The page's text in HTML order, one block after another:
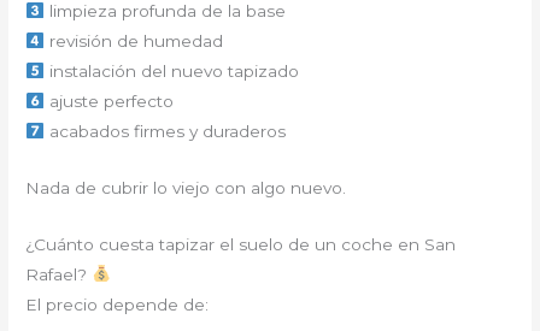
limpieza profunda de la base
revisión de humedad
instalación del nuevo tapizado
ajuste perfecto
acabados firmes y duraderos
Nada de cubrir lo viejo con algo nuevo.
¿Cuánto cuesta tapizar el suelo de un coche en San
Rafael?
El precio depende de: